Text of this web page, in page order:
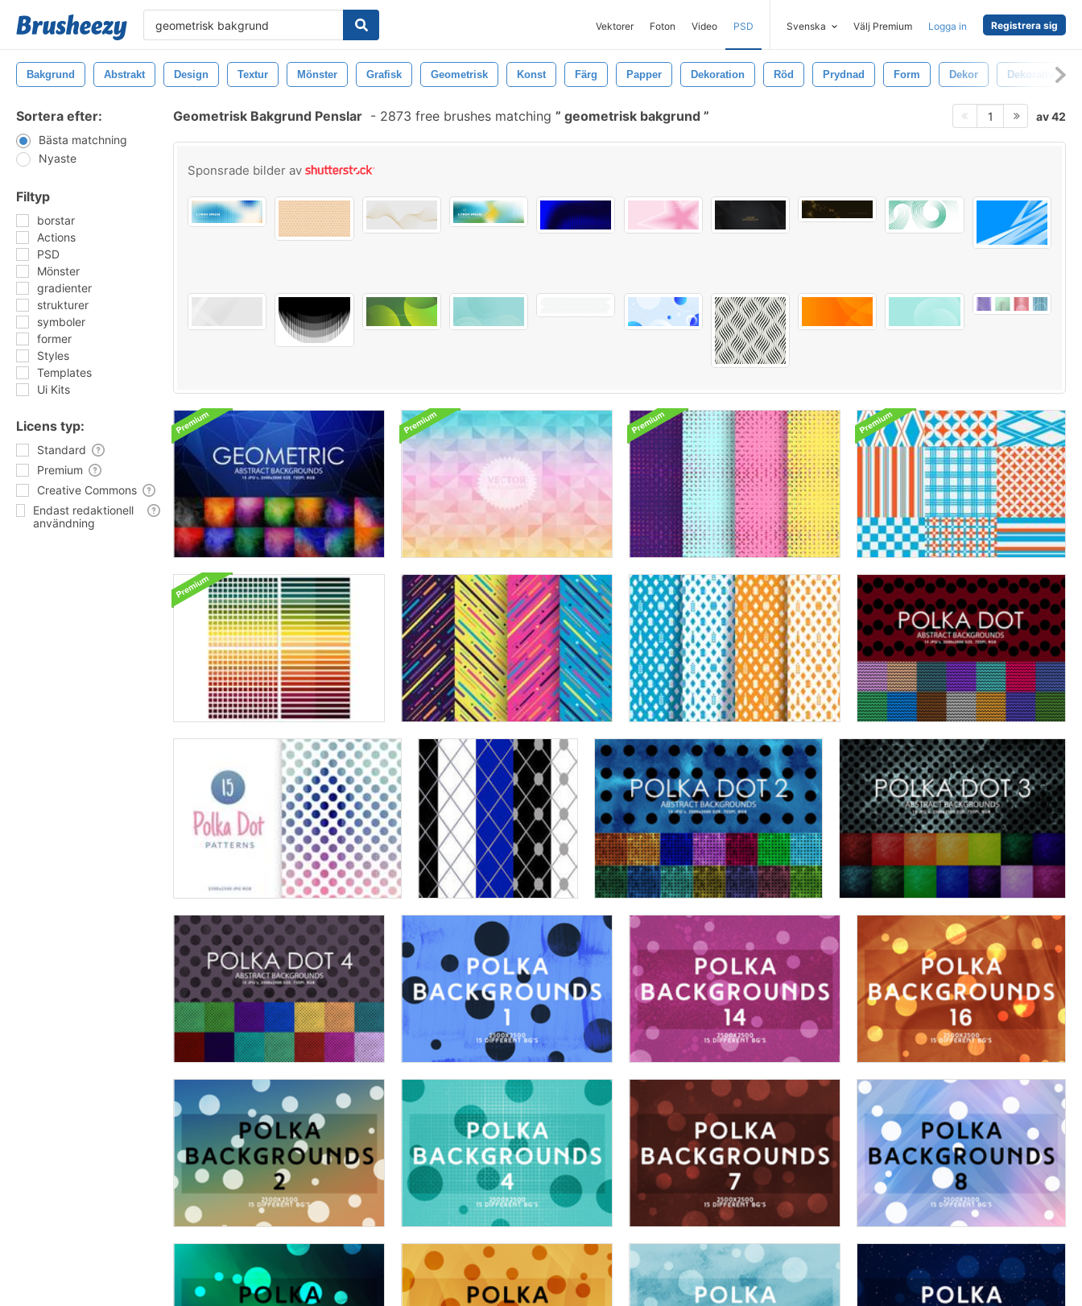
Vektorer Foton Video PSD Svenska Välj Premium Logga in Registrera sig
Bakgrund Abstrakt Design Textur Mönster Grafisk Geometrisk Konst Färg Papper Dekoration Röd Prydnad Form Dekor Dekorativ
Sortera efter:
Bästa matchning
Nyaste
Filtyp
borstar
Actions
PSD
Mönster
gradienter
strukturer
symboler
former
Styles
Templates
Ui Kits
Licens typ:
Standard
Premium
Creative Commons
Endast redaktionell
användning
Geometrisk Bakgrund Penslar - 2873 free brushes matching geometrisk bakgrund 1 av 42
Sponsrade bilder av